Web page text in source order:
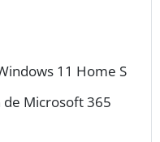
11 Home S
de Microsoft 365